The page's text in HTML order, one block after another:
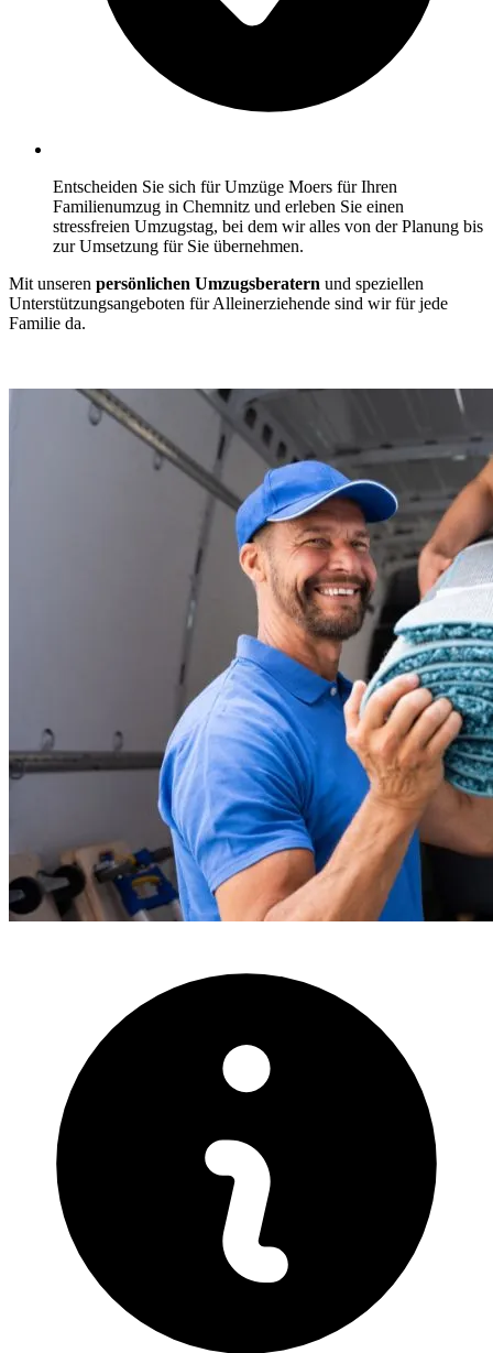
Entscheiden Sie sich für Umzüge Moers für Ihren
Familienumzug in Chemnitz und erleben Sie einen
stressfreien Umzugstag, bei dem wir alles von der Planung bis
zur Umsetzung für Sie übernehmen.
Mit unseren persönlichen Umzugsberatern und speziellen
Unterstützungsangeboten für Alleinerziehende sind wir für jede
Familie da.